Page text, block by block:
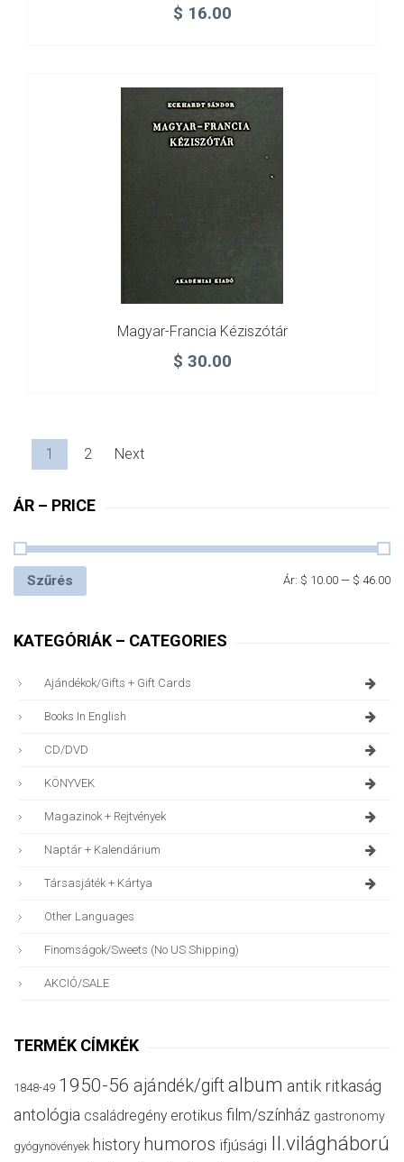
$ 16.00
Magyar-Francia Kéziszótár
$ 30.00
1 2 Next
ÁR – PRICE
Szűrés Ár: $ 10.00 — $ 46.00
KATEGÓRIÁK – CATEGORIES
Ajándékok/gifts + Gift Cards
Books In English
CD/DVD
KÖNYVEK
Magazinok + Rejtvények
Naptár + Kalendárium
Társasjáték + Kártya
Other Languages
Finomságok/sweets (no US Shipping)
AKCIÓ/SALE
TERMÉK CÍMKÉK
1848-49 1950-56 ajándék/giftalbum antik ritkaság
antológia családregény erotikus film/színház gastronomy
gyógynövények history humoros ifjúsági II.világháború